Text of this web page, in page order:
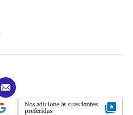
Nos adicione às suas fontes
preferidas